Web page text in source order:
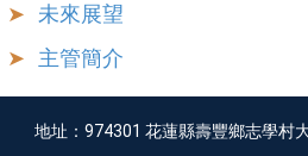
未來展望
主管簡介
地址：974301 花蓮縣壽豐鄉志學村